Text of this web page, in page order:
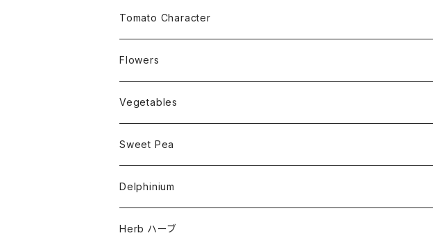
Medium Determinate 50~100cm
Large Determinate 100~150cm
Semi Indeterminate ~150cm
Amber Heirloom Tomatoes
Bi-Color Heirloom Tomatoes
Black Heirloom Tomatoes
Colorful Heirloom Tomatoes
Crimson Heirloom Tomatoes
Golden Heirloom Tomato
Tomato Character
Culinary Uses
For Canning
For Dry
Disease Resistance
Alternaria Blight
Alternaria Stem Canker
Disorders Resitance
Cold 耐寒性
Cracking 裂果
Flesh or Inside
Beefsteak Flesh
Fruits Shape
Flowers
Nasturtium・ナスターチウム
Vegetables
Amaranthus・アマランサス
Artichoke・アーチチョーク
Asparagus・アスパラガス
Sweet Pea
Dwarf・ドワーフ
Cherub・チュルブ
Early・アーリー品種
Delphinium
Herb ハーブ